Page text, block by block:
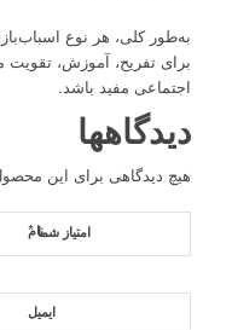
به‌طور کلی، هر نوع
برای تفریح، آموزش،
اجتماعی مفید باشد.
دیدگاهها
هیچ دیدگاهی برای این
نام
ایمیل
امتیاز شما*